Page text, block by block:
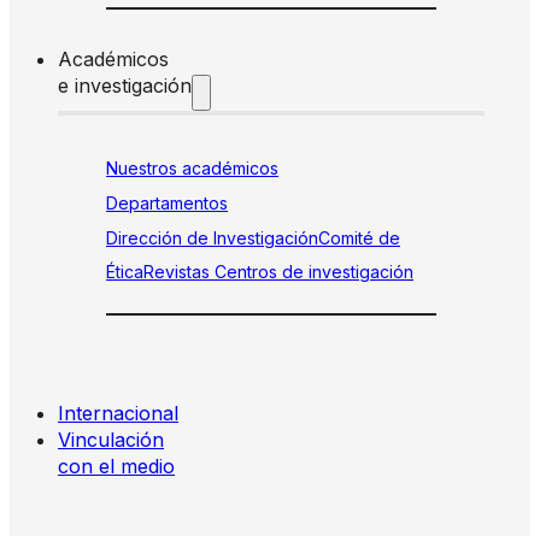
Académicos
e investigación
Nuestros académicos
Departamentos
Dirección de InvestigaciónComité de
ÉticaRevistas Centros de investigación
Internacional
Vinculación
con el medio